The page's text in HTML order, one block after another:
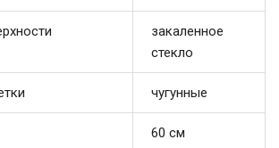
закаленное
стекло
чугунные
60 см